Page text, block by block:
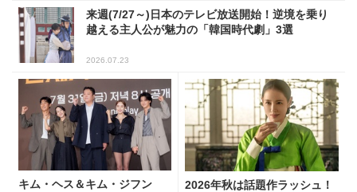
来週(7/27～)日本のテレビ放送開始！逆境を乗り
越える主人公が魅力の「韓国時代劇」3選
2026.07.23
キム・ヘス＆キム・ジフン
2026年秋は話題作ラッシュ！